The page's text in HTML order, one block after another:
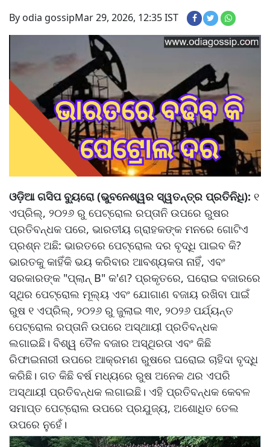
By odia gossipMar 29, 2026, 12:35 IST
ଓଡ଼ିଆ ଗସିପ ବ୍ୟୁରୋ (ଭୁବନେଶ୍ୱର ସ୍ୱତନ୍ତ୍ର ପ୍ରତିନିଧି): ୧
ଏପ୍ରିଲ୍, ୨୦୨୬ ରୁ ପେଟ୍ରୋଲ ରପ୍ତାନି ଉପରେ ରୁଷର
ପ୍ରତିବନ୍ଧକ ପରେ, ଭାରତୀୟ ଗ୍ରାହକଙ୍କ ମନରେ ଗୋଟିଏ
ପ୍ରଶ୍ନ ଅଛି: ଭାରତରେ ପେଟ୍ରୋଲ ଦର ବୃଦ୍ଧି ପାଇବ କି?
ଭାରତକୁ କାହିଁକି ଭୟ କରିବାର ଆବଶ୍ୟକତା ନାହିଁ, ଏବଂ
ସରକାରଙ୍କ "ପ୍ଲାନ୍ B" କ'ଣ? ପ୍ରକୃତରେ, ଘରୋଇ ବଜାରରେ
ସ୍ଥିର ପେଟ୍ରୋଲ ମୂଲ୍ୟ ଏବଂ ଯୋଗାଣ ବଜାୟ ରଖିବା ପାଇଁ
ରୁଷ ୧ ଏପ୍ରିଲ୍, ୨୦୨୬ ରୁ ଜୁଲାଇ ୩୧, ୨୦୨୬ ପର୍ଯ୍ୟନ୍ତ
ପେଟ୍ରୋଲ ରପ୍ତାନି ଉପରେ ଅସ୍ଥାୟୀ ପ୍ରତିବନ୍ଧକ
ଲଗାଇଛି। ବିଶ୍ୱ ତୈଳ ବଜାର ଅସ୍ଥିରତା ଏବଂ କିଛି
ରିଫାଇନାରୀ ଉପରେ ଆକ୍ରମଣ ରୁଷରେ ଘରୋଇ ଚାହିଦା ବୃଦ୍ଧି
କରିଛି। ଗତ କିଛି ବର୍ଷ ମଧ୍ୟରେ ରୁଷ ଅନେକ ଥର ଏପରି
ଅସ୍ଥାୟୀ ପ୍ରତିବନ୍ଧକ ଲଗାଇଛି। ଏହି ପ୍ରତିବନ୍ଧକ କେବଳ
ସମାପ୍ତ ପେଟ୍ରୋଲ ଉପରେ ପ୍ରଯୁଜ୍ୟ, ଅଶୋଧିତ ତେଲ
ଉପରେ ନୁହେଁ।